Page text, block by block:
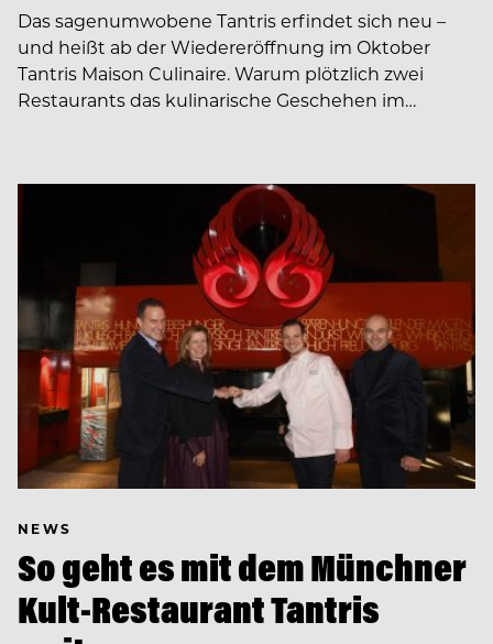
Das sagenumwobene Tantris erfindet sich neu –
und heißt ab der Wiedereröffnung im Oktober
Tantris Maison Culinaire. Warum plötzlich zwei
Restaurants das kulinarische Geschehen im…
NEWS
So geht es mit dem Münchner
Kult-Restaurant Tantris